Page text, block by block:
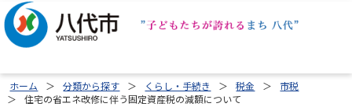
ホーム 分類から探す くらし・手続き 税金
市税
住宅の省エネ改修に伴う固定資産税の減額について